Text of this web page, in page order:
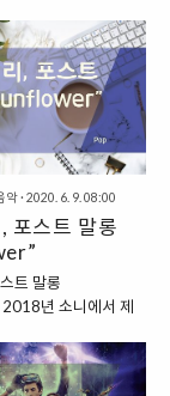
화관이다. 이는 롯데
충부인 롯데월드몰
동 5층 - 10층 구역을
. 2014년 롯데월드
드몰 구역이 사용..
이 있는 곳이다. 부산
1996년 처음으로 개
산국제영화제의 출
된 영화 거리이다. 이
영화제가 남포동에
아니라, 해운대와 센
고 있기는 하지만,
서 열렸다고 해서
를 잡고 있는 곳이
화제 거리 : BIFF 광
화제 거리는 남포동
박스를 중심으로 형
서도 언급했듯이 이
화제가 열리지 않고
광장은 사람들로 붐
리가 그리 길..
악· 2020. 6. 9. 08:00
포스트 말롱
트 말롱
년 소니에서 제
과 구성으로 호평을
존의 스파이더맨 시